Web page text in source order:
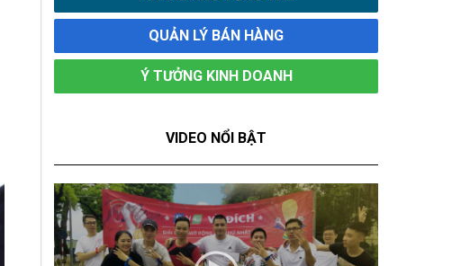
QUẢN LÝ BÁN HÀNG
Ý TƯỞNG KINH DOANH
VIDEO NỔI BẬT